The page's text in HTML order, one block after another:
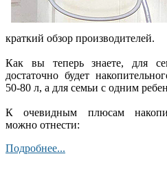
краткий обзор производителей.
Как вы теперь знаете, для
достаточно будет
50-80 л, а для семьи с одним
К очевидным плюсам
можно отнести:
Подробнее...